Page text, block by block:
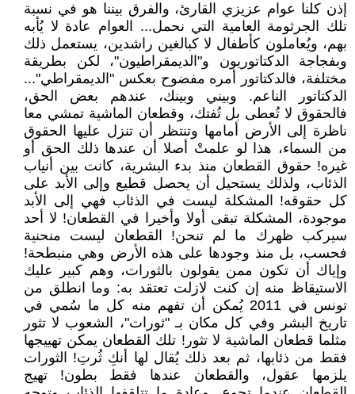
إذن كلنا عوام عزيزي القارئ، والفرق بيننا هو في نسبة
تلك الجرثومة العامية التي نحمل... العوام عادة لا يُأبه
بهم، ويُعاملون كأطفال لا كبالغين راشدين، يستعمل ذلك
وبفجاجة الدكتاتوريون و"الديمقراطيون"، لكن بطريقة
مختلفة، فالدكتاتور أمره مفضوح بعكس "الديمقراطي"...
الدكتاتور الناعم. وبيني وبينك، عندهم بعض الحق،
فالحقوق لا تُعطى بل تُفتك، وقطعان الماشية تمشي معا
ناظرة إلى الأرض أمامها وتنتظر أن تنزل عليها الحقوق
من السماء، هذا لو علمتْ أصلا أن عندها ذلك الحق أو
غيره! حقوق القطعان منذ بدء البشرية، كانت بين أنياب
الذئاب، ولذلك يستحيل أن يحصل قطيع وإلى الأبد على
كل حقوقه! المشكلة ليست في الذئاب فهي إلى الأبد
موجودة، المشكلة تبقى أولا وأخيرا في القطعان! لا أحد
سيركب ظهرك ما لم تنحن! القطعان ليست منحنية
فحسب، بل منذ وجودها على هذه الأرض وهي منبطحة!
وإياك أن تكون ممن يقولون بالثورات، وهم كبير عليك
الاستيقاظ منه إن كنت لازلت تعتقد به: وما انطلق من
تونس في 2011 يُمكن أن تفهم منه كل ما سُمي في
تاريخ البشر وفي كل مكان بـ "ثورات"، الشعوب لا تثور
مثلما قطعان الماشية لا تثور! تلك القطعان يمكن تهييجها
فقط من ذئابها، ثم بعد ذلك يُقال لها أنكِ ثُرتِ! الثورات
يلزمها عقول، والقطعان عندها فقط بطون! تهيج